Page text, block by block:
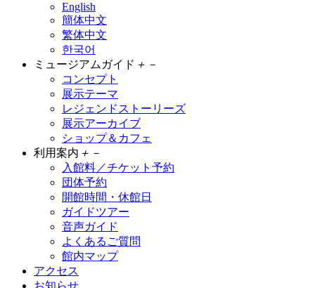
English
簡体中文
繁体中文
한국어
ミュージアムガイド ＋ －
コンセプト
展示テーマ
レジェンドストーリーズ
展示アーカイブ
ショップ＆カフェ
利用案内 ＋ －
入館料／チケット予約
団体予約
開館時間・休館日
ガイドツアー
音声ガイド
よくあるご質問
館内マップ
アクセス